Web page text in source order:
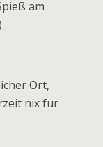
knietiefe